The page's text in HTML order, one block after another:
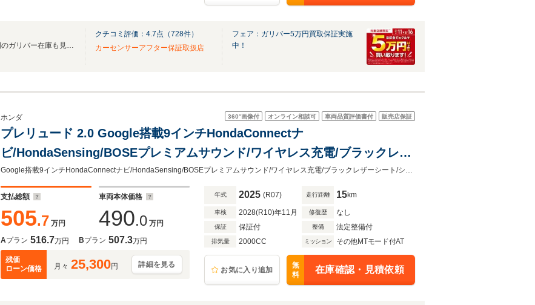
無料電話は24時間ご案内！！全国のガリバー在庫も見たい方は一括照会が可能です！
クチコミ評価： 4.7点（728件）
カーセンサーアフター保証取扱店
フェア：ガリバー5万円買取保証実施
中！
360°画像付 オンライン相談可 車両品質評価書付 販売店保証
ホンダ
プレリュード 2.0 Google搭載9インチHondaConnectナ
ビ/HondaSensing/BOSEプレミアムサウンド/ワイヤレス充電/ブラックレザ
ーシート/シートヒータ/Bremboブレーキ/19インチAW/バックカメラ/ビルト
インETC
Google搭載9インチHondaConnectナビ/HondaSensing/BOSEプレミアムサウンド/ワイヤレス充電/ブラックレザーシート/シートヒータ/Bremboブレーキ/19インチAW/バックカメラ/ビルトインETC
支払総額
505.7 万円
車両本体価格
490.0 万円
Aプラン 516.7万円 Bプラン 507.3万円
残価
ローン価格
月々 25,300円 詳細を見る
年式 2025 (R07) 走行距離 15km
車検 2028(R10)年11月 修復歴 なし
保証 保証付 整備 法定整備付
排気量 2000CC ミッション その他MTモード付AT
お気に入り追加
無
料
在庫確認・見積依頼